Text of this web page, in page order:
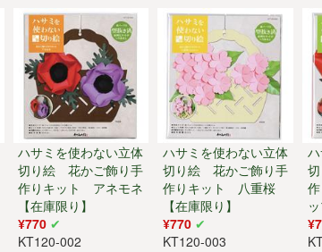
ハサミを使わない立体
切り絵 花かご飾り手
作りキット アネモネ
【在庫限り】
¥770
KT120-002
ハサミを使わない立体
切り絵 花かご飾り手
作りキット 八重桜
【在庫限り】
¥770
KT120-003